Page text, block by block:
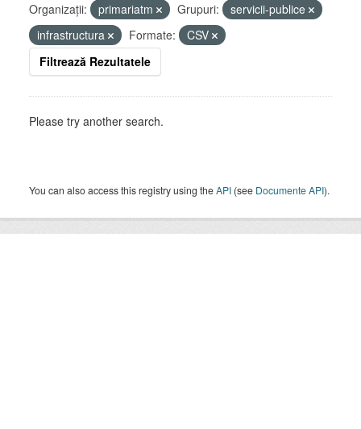
Organizații:
primariatm Grupuri:
servicii-publice
infrastructura
Formate:
CSV
Filtrează Rezultatele
Please try another search.
You can also access this registry using theAPI (see Documente API).